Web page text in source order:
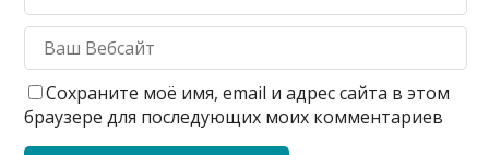
Сохраните моё имя, email и адрес сайта в этом
браузере для последующих моих комментариев